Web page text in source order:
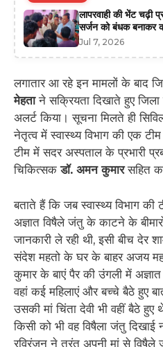
लापरवाही की भेंट चढ़ी
सर्जन को बंधक बनाकर
Jul 7, 2026
लगातार आ रहे इन मामलों के बाद
मेहताने सक्रियता दिखाते हुए जिला
अलर्ट किया। सूचना मिलते ही
नेतृत्व में स्वास्थ्य विभाग की एक
टीम में सदर अस्पताल के प्रभारी
चिकित्सकडॉ. अमन कुमारसहित
बताते हैं कि जब स्वास्थ्य विभाग की
अज्ञात विषैले जंतु के काटने के
जानकारी ले रही थी, इसी बीच देर
संदेश महतो के घर के बाहर अजय
कुमार के बाएं पैर की उंगली में
वहां कई महिलाएं और बच्चे बैठे हुए
उसकी मां चिंता देवी भी वहीं बैठे
किसी को भी वह विषैला जंतु दिखाई
रविरंजन ने तुरंत अपनी मां से